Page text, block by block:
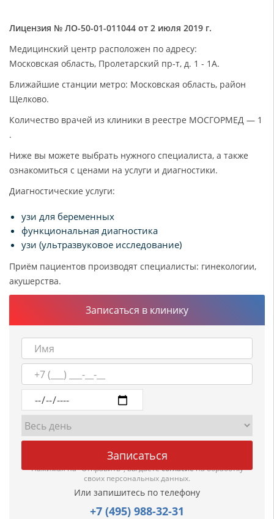
Лицензия № ЛО-50-01-011044 от 2 июля 2019 г.
Медицинский центр расположен по адресу:
Московская область, Пролетарский пр-т, д. 1 - 1А.
Ближайшие станции метро: Московская область, район
Щелково.
Количество врачей из клиники в реестре МОСГОРМЕД — 1
.
Ниже вы можете выбрать нужного специалиста, а также
ознакомиться с ценами на услуги и диагностики.
Диагностические услуги:
узи для беременных
функциональная диагностика
узи (ультразвуковое исследование)
Приём пациентов производят специалисты: гинекологии,
акушерства.
Записаться в клинику
Нажимая на "Отправить", вы даетесогласиена обработку
своих персональных данных.
Или запишитесь по телефону
+7 (495) 988-32-31